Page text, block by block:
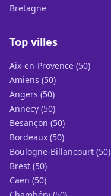
Bretagne
Top villes
Aix-en-Provence (50)
Amiens (50)
Angers (50)
Annecy (50)
Besançon (50)
Bordeaux (50)
Boulogne-Billancourt (50)
Brest (50)
Caen (50)